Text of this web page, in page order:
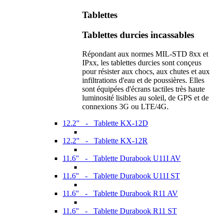
Tablettes
Tablettes durcies incassables
Répondant aux normes MIL-STD 8xx et
IPxx, les tablettes durcies sont conçeus
pour résister aux chocs, aux chutes et aux
infiltrations d'eau et de poussières. Elles
sont équipées d'écrans tactiles très haute
luminosité lisibles au soleil, de GPS et de
connexions 3G ou LTE/4G.
12.2" - Tablette KX-12D
12.2" - Tablette KX-12R
11.6" - Tablette Durabook U11I AV
11.6" - Tablette Durabook U11I ST
11.6" - Tablette Durabook R11 AV
11.6" - Tablette Durabook R11 ST